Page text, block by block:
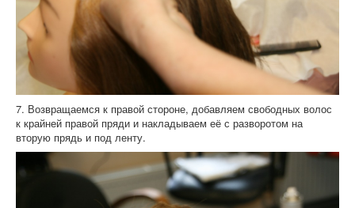
7. Возвращаемся к правой стороне, добавляем свободных волос
к крайней правой пряди и накладываем её с разворотом на
вторую прядь и под ленту.